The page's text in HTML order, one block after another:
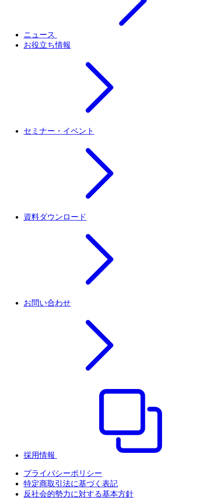
ニュース
お役立ち情報
セミナー・イベント
資料ダウンロード
お問い合わせ
採用情報
プライバシーポリシー
特定商取引法に基づく表記
反社会的勢力に対する基本方針